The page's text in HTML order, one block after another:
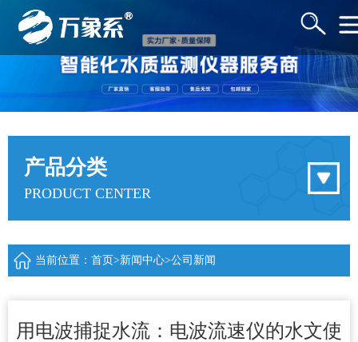
产品分类
PRODUCT CENTER
当前位置： 首页>新闻中心>公司新闻
用电波捕捉水流：电波流速仪的水文使